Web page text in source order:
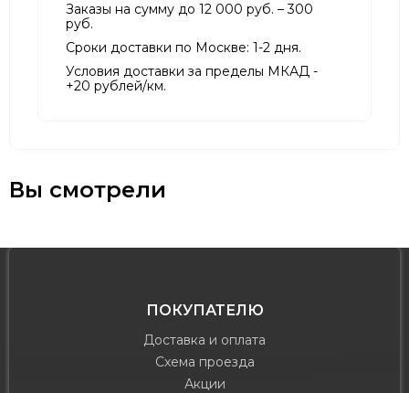
Заказы на сумму до 12 000 руб. – 300
руб.
Сроки доставки по Москве: 1-2 дня.
Условия доставки за пределы МКАД -
+20 рублей/км.
Вы смотрели
ПОКУПАТЕЛЮ
Доставка и оплата
Схема проезда
Акции